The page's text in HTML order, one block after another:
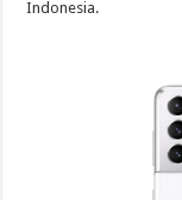
Indonesia.